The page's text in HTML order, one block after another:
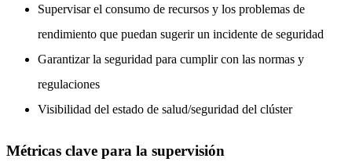
Supervisar el consumo de recursos y los problemas de
rendimiento que puedan sugerir un incidente de seguridad
Garantizar la seguridad para cumplir con las normas y
regulaciones
Visibilidad del estado de salud/seguridad del clúster
Métricas clave para la supervisión